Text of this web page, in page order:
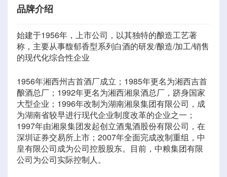
品牌介绍
始建于1956年，上市公司，以其独特的酿造工艺著
称，主要从事馥郁香型系列白酒的研发/酿造/加工/销售
的现代化综合性企业
1956年湘西州吉首酒厂成立；1985年更名为湘西吉首
酿酒总厂；1992年更名为湘西湘泉酒总厂，跻身国家
大型企业；1996年改制为湖南湘泉集团有限公司，成
为湖南省较早进行现代企业制度改革的企业之一；
1997年由湘泉集团发起创立酒鬼酒股份有限公司，在
深圳证券交易所上市；2007年全面完成改制重组，中
皇有限公司成为公司控股股东。目前，中粮集团有限
公司为公司实际控制人。